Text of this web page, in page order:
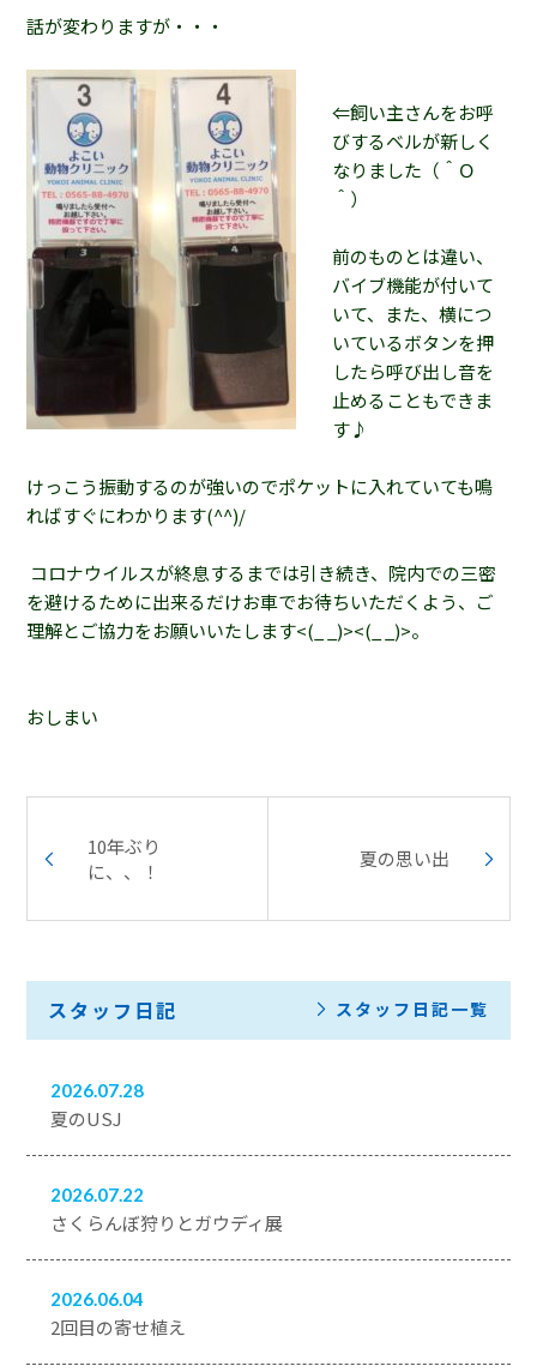
話が変わりますが・・・
⇐飼い主さんをお呼
びするベルが新しく
なりました（＾Ｏ
＾）
前のものとは違い、
バイブ機能が付いて
いて、また、横につ
いているボタンを押
したら呼び出し音を
止めることもできま
す♪
けっこう振動するのが強いのでポケットに入れていても鳴
ればすぐにわかります(^^)/
コロナウイルスが終息するまでは引き続き、院内での三密
を避けるために出来るだけお車でお待ちいただくよう、ご
理解とご協力をお願いいたします<(_ _)><(_ _)>。
おしまい
10年ぶり
に、、！
夏の思い出
スタッフ日記 スタッフ日記一覧
2026.07.28
夏のUSJ
2026.07.22
さくらんぼ狩りとガウディ展
2026.06.04
2回目の寄せ植え